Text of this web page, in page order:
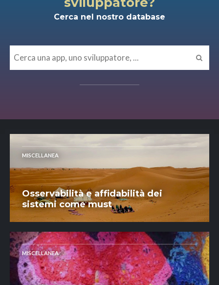
Cerca nel nostro database
MISCELLANEA
Osservabilità e affidabilità dei
sistemi come must
MISCELLANEA